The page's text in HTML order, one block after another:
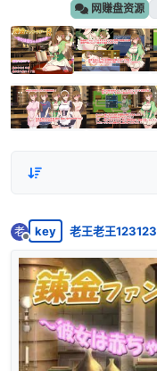
网赚盘资源
老
离线
key 老王老王123123